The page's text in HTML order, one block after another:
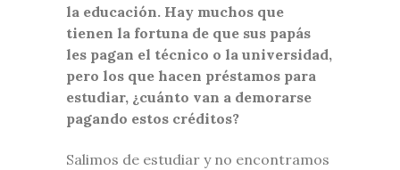
la educación. Hay muchos que
tienen la fortuna de que sus papás
les pagan el técnico o la universidad,
pero los que hacen préstamos para
estudiar, ¿cuánto van a demorarse
pagando estos créditos?
Salimos de estudiar y no encontramos